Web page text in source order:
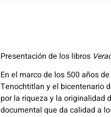
Presentación de los libros
En el marco de los 500 años
Tenochtitlan y el bicentenario
por la riqueza y la originalidad
documental que da calidad a